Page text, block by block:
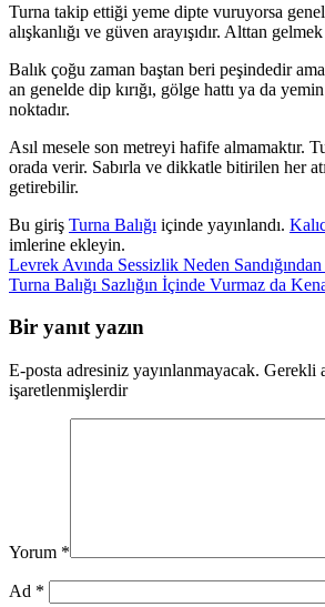
Turna takip ettiği yeme dipte vuruyorsa
alışkanlığı ve güven arayışıdır. Alttan
Balık çoğu zaman baştan beri peşindedir
an genelde dip kırığı, gölge hattı ya da
noktadır.
Asıl mesele son metreyi hafife almamaktır.
orada verir. Sabırla ve dikkatle bitirilen her
getirebilir.
Bu giriş Turna Balığı içinde yayınlandı.
imlerine ekleyin.
Levrek Avında Sessizlik Neden
Turna Balığı Sazlığın İçinde Vurmaz da
Bir yanıt yazın
E-posta adresiniz yayınlanmayacak. Gerekli
işaretlenmişlerdir
Yorum *
Ad *